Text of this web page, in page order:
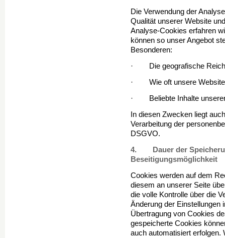
Die Verwendung der
Qualität unserer Website
Analyse-Cookies erfahren
können so unser Angebot
Besonderen:
· Die geografische
· Wie oft unsere Website
· Beliebte Inhalte
In diesen Zwecken liegt
Verarbeitung der
DSGVO.
4. Dauer der
Beseitigungsmöglichkeit
Cookies werden auf dem
diesem an unserer Seite
die volle Kontrolle über die
Änderung der Einstellungen
Übertragung von Cookies
gespeicherte Cookies
auch automatisiert erfolgen.